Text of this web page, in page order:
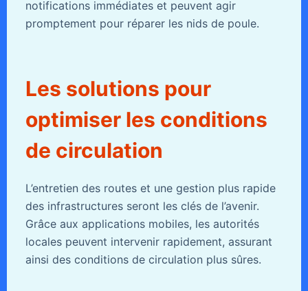
notifications immédiates et peuvent agir
promptement pour réparer les nids de poule.
Les solutions pour
optimiser les conditions
de circulation
L’entretien des routes et une gestion plus rapide
des infrastructures seront les clés de l’avenir.
Grâce aux applications mobiles, les autorités
locales peuvent intervenir rapidement, assurant
ainsi des conditions de circulation plus sûres.